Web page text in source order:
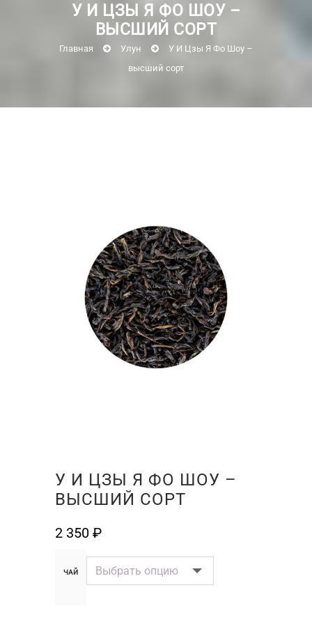
У И ЦЗЫ Я ФО ШОУ –
ВЫСШИЙ СОРТ
Главная Улун
У И Цзы Я Фо Шоу –
высший сорт
У И ЦЗЫ Я ФО ШОУ –
ВЫСШИЙ СОРТ
2 350 ₽
ЧАЙ